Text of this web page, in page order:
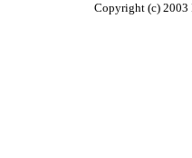
Copyright (c) 2003